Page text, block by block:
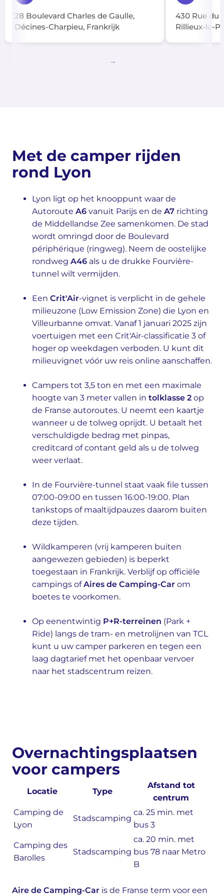
28 Boulevard Charles de Gaulle,
Décines-Charpieu, Frankrijk
430 Rue du
Rillieux-la-
Met de camper rijden
rond Lyon
Lyon ligt op het knooppunt waar de
Autoroute A6 vanuit Parijs en de A7 richting
de Middellandse Zee samenkomen. De stad
wordt omringd door de Boulevard
périphérique (ringweg). Neem de oostelijke
rondweg A46 als u de drukke Fourvière-
tunnel wilt vermijden.
Een Crit'Air-vignet is verplicht in de gehele
milieuzone (Low Emission Zone) die Lyon en
Villeurbanne omvat. Vanaf 1 januari 2025 zijn
voertuigen met een Crit'Air-classificatie 3 of
hoger op weekdagen verboden. U kunt dit
milieuvignet vóór uw reis online aanschaffen.
Campers tot 3,5 ton en met een maximale
hoogte van 3 meter vallen in tolklasse 2 op
de Franse autoroutes. U neemt een kaartje
wanneer u de tolweg oprijdt. U betaalt het
verschuldigde bedrag met pinpas,
creditcard of contant geld als u de tolweg
weer verlaat.
In de Fourvière-tunnel staat vaak file tussen
07:00-09:00 en tussen 16:00-19:00. Plan
tankstops of maaltijdpauzes daarom buiten
deze tijden.
Wildkamperen (vrij kamperen buiten
aangewezen gebieden) is beperkt
toegestaan in Frankrijk. Verblijf op officiële
campings ofAires de Camping-Car om
boetes te voorkomen.
Op eenentwintig P+R-terreinen (Park +
Ride) langs de tram- en metrolijnen van TCL
kunt u uw camper parkeren en tegen een
laag dagtarief met het openbaar vervoer
naar het stadscentrum reizen.
Overnachtingsplaatsen
voor campers
Locatie Type
Afstand tot
centrum
Camping de
Lyon
Stadscamping
ca. 25 min. met
bus 3
Camping des
Barolles
Stadscamping
ca. 20 min. met
bus 78 naar Metro
B
Aire de Camping-Car is de Franse term voor een